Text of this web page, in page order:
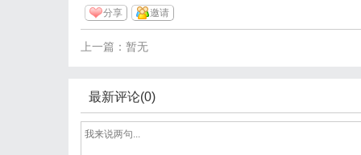
分享 邀请
上一篇：暂无
最新评论(0)